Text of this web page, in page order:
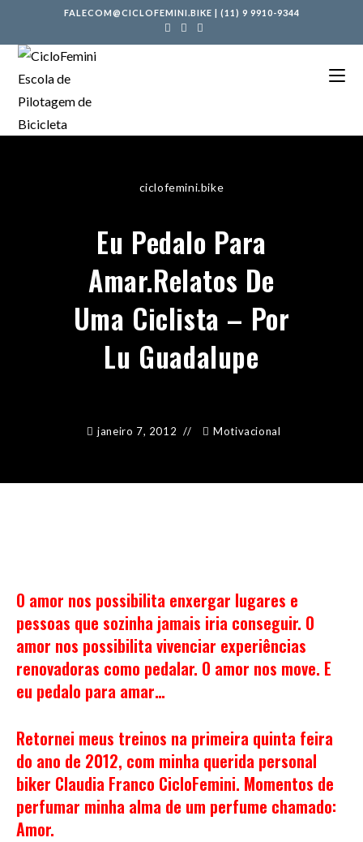
FALECOM@CICLOFEMINI.BIKE | (11) 9 9910-9344
ciclofemini.bike
Eu Pedalo Para
Amar.Relatos De
Uma Ciclista – Por
Lu Guadalupe
janeiro 7, 2012 Motivacional
O amor nos possibilita enxergar lugares e
pessoas que sozinha jamais iria conseguir. O
amor nos possibilita vivenciar experiências
renovadoras como pedalar. O amor nos move. E
eu pedalo para amar…
Retornei meus treinos na primeira quinta feira
do ano de 2012, com minha querida personal
biker Claudia Franco CicloFemini. Momentos de
perfumar minha alma de um perfume chamado:
Amor.